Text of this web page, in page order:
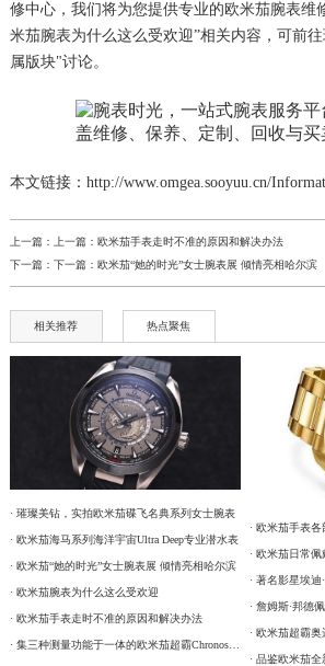
修中心，我们将为您提供专业的欧米茄腕表维
米茄腕表为什么这么受欢迎”相关内容，可前
属版块"讨论。
本文链接：http://www.omgea.sooyuu.cn/
上一篇：上一篇： 欧米茄手表走时不准的原因和解决办法
下一篇：下一篇： 欧米茄“她的时光”女士腕表展 倾情亮相哈尔滨
相关推荐 热点聚焦
· 璀璨美钻，实拍欧米茄碟飞名典系列女士腕表
· 欧米茄海马系列海洋宇宙Ultra Deep专业潜水表
· 欧米茄“她的时光”女士腕表展 倾情亮相哈尔滨
· 欧米茄腕表为什么这么受欢迎
· 欧米茄手表走时不准的原因和解决办法
· 集三种测量功能于一体的欧米茄超霸Chronoscope腕表
· 欧米茄手表各
· 欧米茄日常
· 著名影星埃
· 詹姆斯·邦德
· 欧米茄超霸
· 品鉴欧米茄